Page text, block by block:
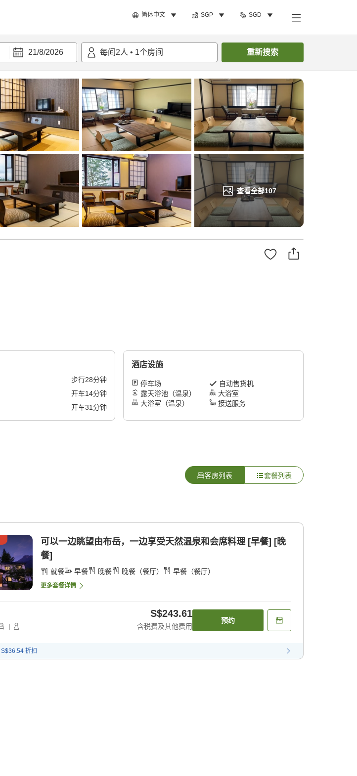
简体中文 SGP SGD
21/8/2026 每间 2人 • 1个房间 重新搜索
查看全部107
搜索客房
步行28分钟
开车14分钟
开车31分钟
酒店设施
停车场
自动售货机
露天浴池（温泉）
大浴室
大浴室（温泉）
接送服务
客房列表 套餐列表
可以一边眺望由布岳，一边享受天然温泉和会席料理 [早餐] [晚
餐]
就餐 早餐 晚餐 晚餐（餐厅） 早餐（餐厅）
更多套餐详情
|
S$243.61
含税费及其他费用
预约
S$36.54 折扣